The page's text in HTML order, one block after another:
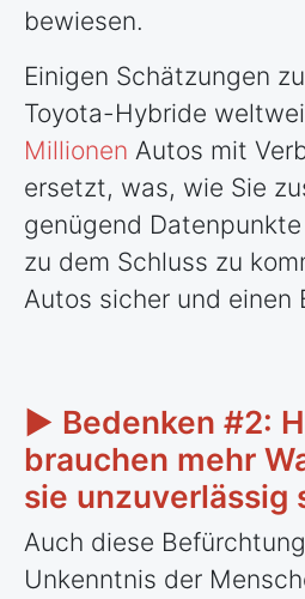
bewiesen.
Einigen Schätzungen
Toyota-Hybride
Millionen Autos mit
ersetzt, was, wie Sie
genügend
zu dem Schluss zu
Autos sicher und einen
► Bedenken #2:
brauchen mehr
sie unzuverlässig
Auch diese
Unkenntnis der